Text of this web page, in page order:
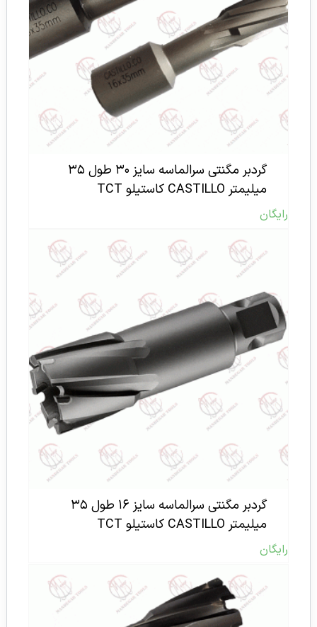
گردبر مگنتی سرالماسه سایز ۳۰ طول ۳۵
میلیمتر CASTILLO کاستیلو TCT
رایگان
گردبر مگنتی سرالماسه سایز ۱۶ طول ۳۵
میلیمتر CASTILLO کاستیلو TCT
رایگان